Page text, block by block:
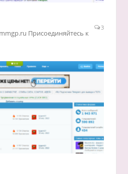
3
Присоединяйтесь к